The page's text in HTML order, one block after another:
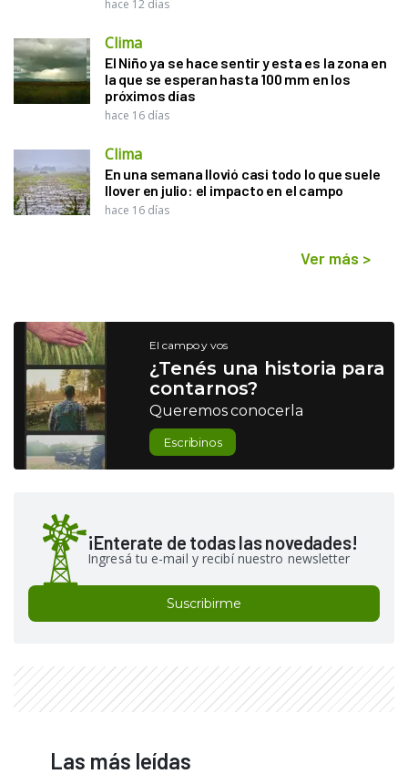
hace 12 días
Clima
El Niño ya se hace sentir y esta es la zona en
la que se esperan hasta 100 mm en los
próximos días
hace 16 días
Clima
En una semana llovió casi todo lo que suele
llover en julio: el impacto en el campo
hace 16 días
Ver más >
El campo y vos
¿Tenés una historia para
contarnos?
Queremos conocerla
Escribinos
¡Enterate de todas las novedades!
Ingresá tu e-mail y recibí nuestro newsletter
Suscribirme
Las más leídas